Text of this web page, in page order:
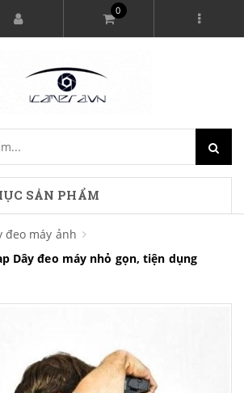
0
SẢN PHẨM
đeo máy ảnh
Dây đeo máy nhỏ gọn, tiện dụng